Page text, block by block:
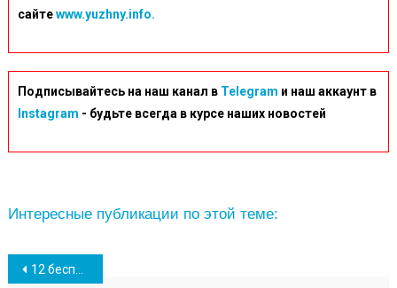
сайтеwww.yuzhny.info.
Подписывайтесь на наш канал в Telegram и наш аккаунт в
Instagram - будьте всегда в курсе наших новостей
Интересные публикации по этой теме:
Навігація
12 бесплатных услуг “Укрзалізниці”, о которых не знают пассажиры